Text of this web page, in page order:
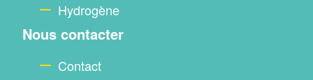
Hydrogène
Nous contacter
Contact